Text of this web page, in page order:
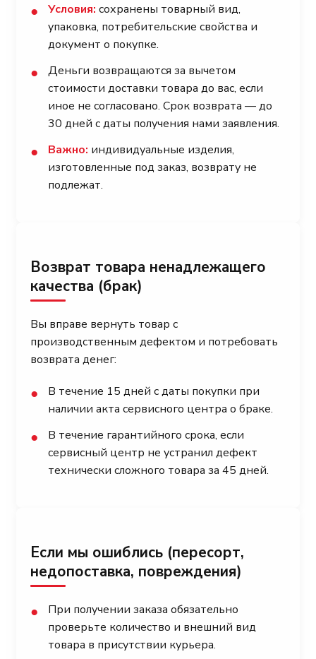
● Условия: сохранены товарный вид,
упаковка, потребительские свойства и
документ о покупке.
●
Деньги возвращаются за вычетом
стоимости доставки товара до вас, если
иное не согласовано. Срок возврата — до
30 дней с даты получения нами заявления.
● Важно: индивидуальные изделия,
изготовленные под заказ, возврату не
подлежат.
Возврат товара ненадлежащего
качества (брак)
Вы вправе вернуть товар с
производственным дефектом и потребовать
возврата денег:
●
В течение 15 дней с даты покупки при
наличии акта сервисного центра о браке.
●
В течение гарантийного срока, если
сервисный центр не устранил дефект
технически сложного товара за 45 дней.
Если мы ошиблись (пересорт,
недопоставка, повреждения)
●
При получении заказа обязательно
проверьте количество и внешний вид
товара в присутствии курьера.